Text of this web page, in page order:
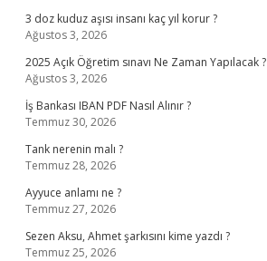
3 doz kuduz aşısı insanı kaç yıl korur ?
Ağustos 3, 2026
2025 Açık Öğretim sınavı Ne Zaman Yapılacak ?
Ağustos 3, 2026
İş Bankası IBAN PDF Nasıl Alınır ?
Temmuz 30, 2026
Tank nerenin malı ?
Temmuz 28, 2026
Ayyuce anlamı ne ?
Temmuz 27, 2026
Sezen Aksu, Ahmet şarkısını kime yazdı ?
Temmuz 25, 2026